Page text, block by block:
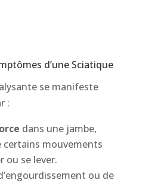
d’une Sciatique
se manifeste
:
dans une jambe,
mouvements
ou se lever.
ou de